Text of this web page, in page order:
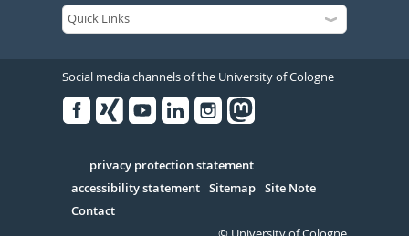
Social media channels of the University of Cologne
Serivce
privacy protection statement
accessibility statement Sitemap Site Note
Contact